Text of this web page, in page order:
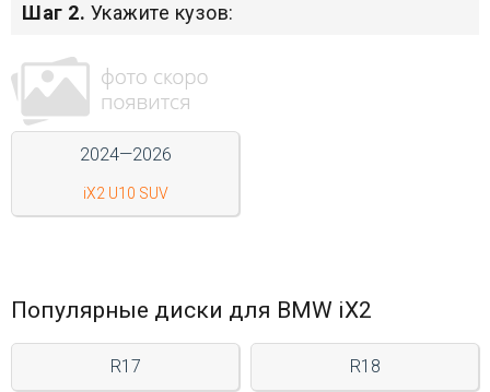
Контакты
Войти на сайт
+7(812)317-
Пн-
Пт:
C
Шаг 2. Укажите кузов:
2024—2026
iX2 U10 SUV
Популярные диски для BMW iX2
R17 R18